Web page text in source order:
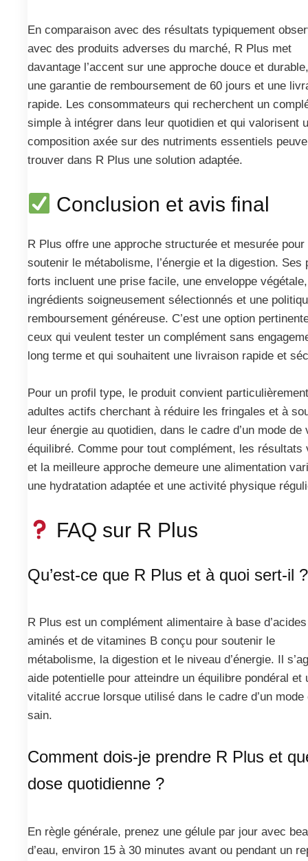
En comparaison avec des résultats typiquement
avec des produits adverses du marché, R Plus met
davantage l’accent sur une approche douce et
une garantie de remboursement de 60 jours et une
rapide. Les consommateurs qui recherchent un
simple à intégrer dans leur quotidien et qui valorisent
composition axée sur des nutriments essentiels
trouver dans R Plus une solution adaptée.
Conclusion et avis final
R Plus offre une approche structurée et mesurée pour
soutenir le métabolisme, l’énergie et la digestion. Ses
forts incluent une prise facile, une enveloppe
ingrédients soigneusement sélectionnés et une
remboursement généreuse. C’est une option
ceux qui veulent tester un complément sans
long terme et qui souhaitent une livraison rapide et
Pour un profil type, le produit convient
adultes actifs cherchant à réduire les fringales et à
leur énergie au quotidien, dans le cadre d’un mode de
équilibré. Comme pour tout complément, les résultats
et la meilleure approche demeure une alimentation
une hydratation adaptée et une activité physique
FAQ sur R Plus
Qu’est-ce que R Plus et à quoi sert-il ?
R Plus est un complément alimentaire à base d’acides
aminés et de vitamines B conçu pour soutenir le
métabolisme, la digestion et le niveau d’énergie. Il
aide potentielle pour atteindre un équilibre pondéral et
vitalité accrue lorsque utilisé dans le cadre d’un mode
sain.
Comment dois-je prendre R Plus et
dose quotidienne ?
En règle générale, prenez une gélule par jour avec
d’eau, environ 15 à 30 minutes avant ou pendant un